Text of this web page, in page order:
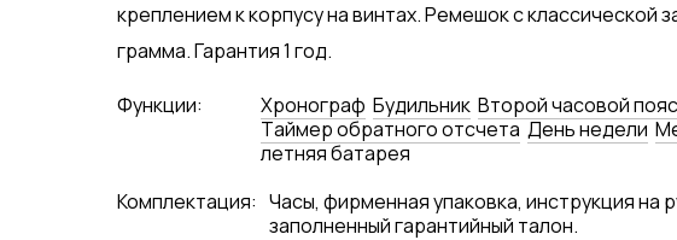
креплением к корпусу на винтах. Ремешок с классической
грамма. Гарантия 1 год.
Функции: Хронограф Будильник Второй часовой пояс
Tаймер обратного отсчета День недели
летняя батарея
Комплектация: Часы, фирменная упаковка, инструкция на
заполненный гарантийный талон.